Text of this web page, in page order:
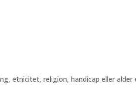
etnicitet, religion, handicap eller alder